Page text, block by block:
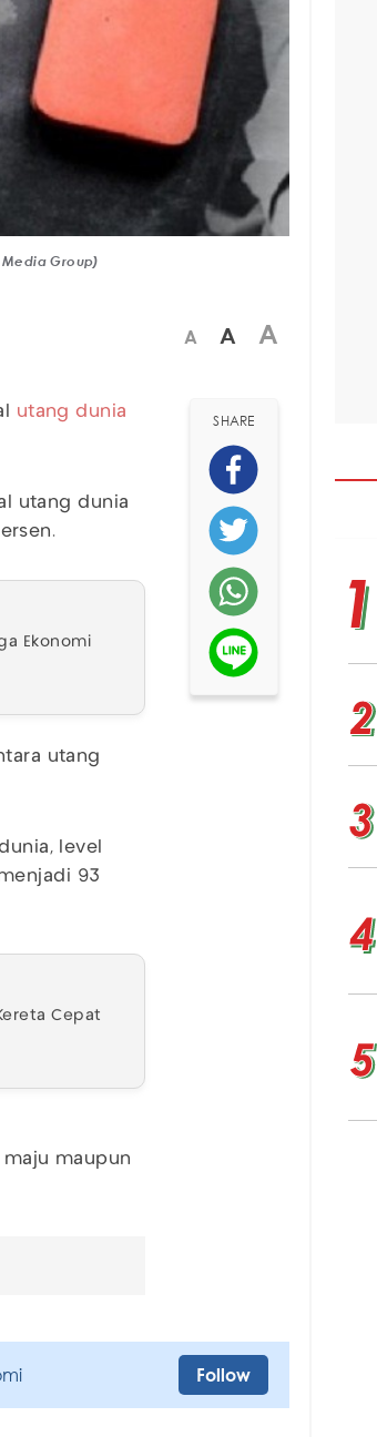
Media Group)
A A A
utang dunia
utang dunia
Ekonomi
utang
level
93
Cepat
maupun
SHARE
Follow